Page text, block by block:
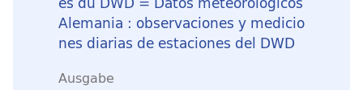
Alemania : observaciones y medicio
nes diarias de estaciones del DWD
Ausgabe